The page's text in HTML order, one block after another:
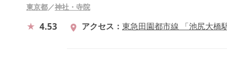
東京都／神社・寺院
4.53 アクセス 東急田園都市線 「池尻大橋